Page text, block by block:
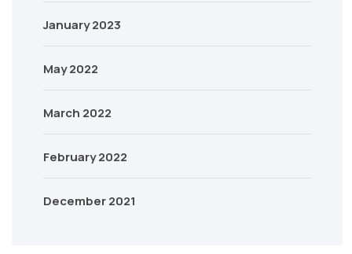
January 2023
May 2022
March 2022
February 2022
December 2021